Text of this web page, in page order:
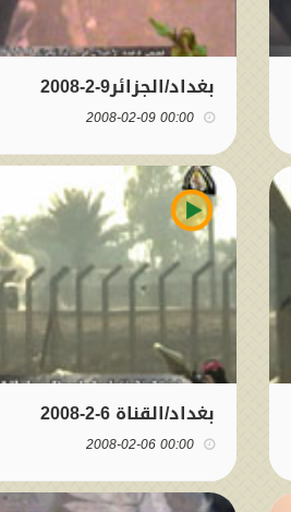
بغداد/الجزائر9-2-2008
00:00 2008-02-09
بغداد/القناة 6-2-2008
00:00 2008-02-06